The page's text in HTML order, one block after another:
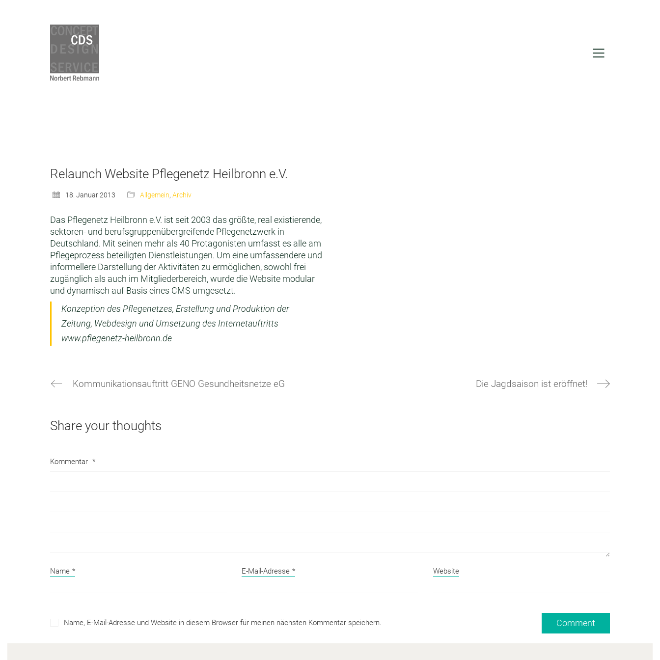
Relaunch Website Pflegenetz Heilbronn e.V.
18. Januar 2013 Allgemein, Archiv
Das Pflegenetz Heilbronn e.V. ist seit 2003 das größte, real existierende,
sektoren- und berufsgruppenüber­greifende Pflegenetzwerk in
Deutschland. Mit seinen mehr als 40 Protagonisten umfasst es alle am
Pflegeprozess beteiligten Dienstleistungen. Um eine umfassendere und
informellere Darstellung der Aktivitäten zu ermöglichen, sowohl frei
zugänglich als auch im Mitgliederbereich, wurde die Website modular
und dynamisch auf Basis eines CMS umgesetzt.
Konzeption des Pflegenetzes, Erstellung und Produktion der
Zeitung, Webdesign und Umsetzung des Internetauftritts
www.pflegenetz-heilbronn.de
Kommunikationsauftritt GENO Gesundheitsnetze eG Die Jagdsaison ist eröffnet!
Share your thoughts
Kommentar *
Name * E-Mail-Adresse * Website
Name, E-Mail-Adresse und Website in diesem Browser für meinen nächsten Kommentar speichern.